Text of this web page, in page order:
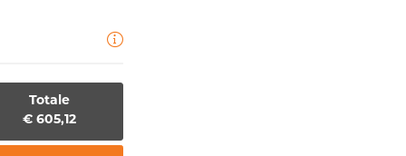
Totale
€ 605,12